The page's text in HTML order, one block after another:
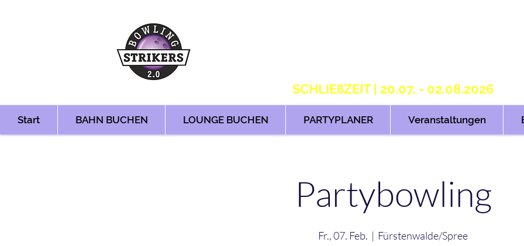
SCHLIEßZEIT | 20.07. - 02.08.2026
Start BAHN BUCHEN LOUNGE BUCHEN PARTYPLANER Veranstaltungen
Partybowling
Fr., 07. Feb.
  |
Fürstenwalde/Spree